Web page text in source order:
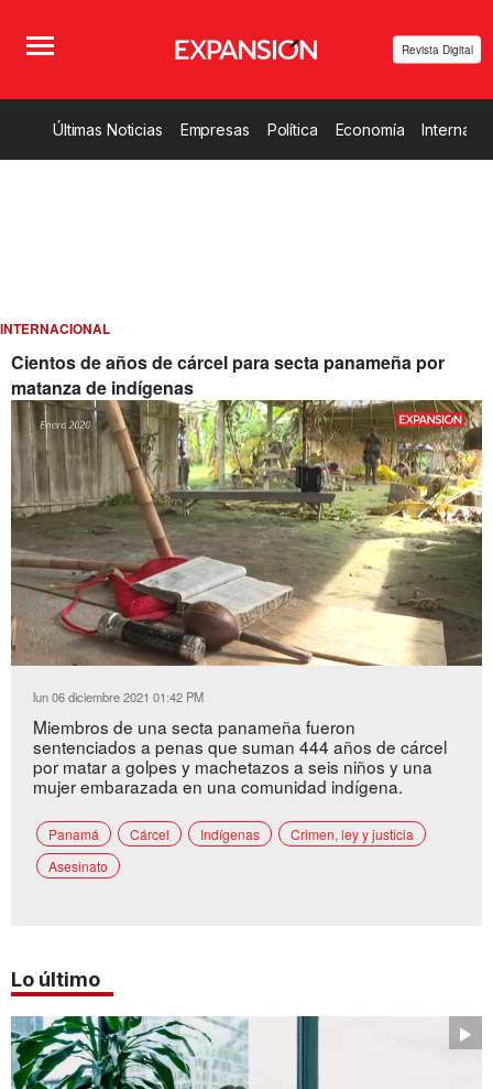
Revista Digital
Últimas Noticias Empresas Política Economía
INTERNACIONAL
Cientos de años de cárcel para secta panameña por
matanza de indígenas
Loaded:
51.45%
lun 06 diciembre 2021 01:42 PM
Miembros de una secta panameña fueron
sentenciados a penas que suman 444 años de cárcel
por matar a golpes y machetazos a seis niños y una
mujer embarazada en una comunidad indígena.
Panamá Cárcel Indígenas
Crimen, ley y justicia
Asesinato
Lo último